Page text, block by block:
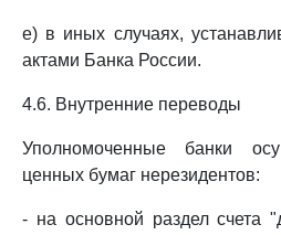
е) в иных случаях,
актами Банка России.
4.6. Внутренние переводы
Уполномоченные банки
ценных бумаг нерезидентов:
- на основной раздел счета